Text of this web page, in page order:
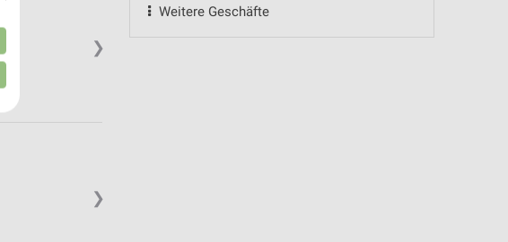
Weitere Geschäfte
❯
❯